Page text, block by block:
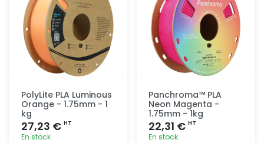
PolyLite PLA Luminous
Orange - 1.75mm - 1
kg
27,23 € HT
En stock
Panchroma™ PLA
Neon Magenta -
1.75mm - 1kg
22,31 € HT
En stock